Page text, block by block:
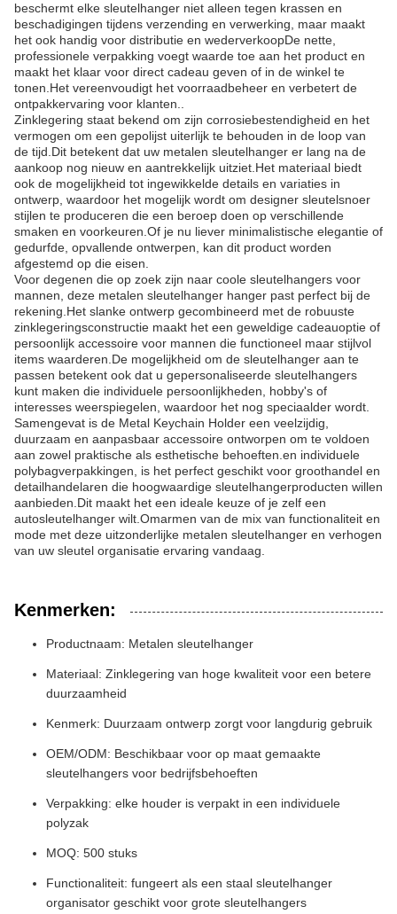
beschermt elke sleutelhanger niet alleen tegen krassen en
beschadigingen tijdens verzending en verwerking, maar maakt
het ook handig voor distributie en wederverkoopDe nette,
professionele verpakking voegt waarde toe aan het product en
maakt het klaar voor direct cadeau geven of in de winkel te
tonen.Het vereenvoudigt het voorraadbeheer en verbetert de
ontpakkervaring voor klanten..
Zinklegering staat bekend om zijn corrosiebestendigheid en het
vermogen om een gepolijst uiterlijk te behouden in de loop van
de tijd.Dit betekent dat uw metalen sleutelhanger er lang na de
aankoop nog nieuw en aantrekkelijk uitziet.Het materiaal biedt
ook de mogelijkheid tot ingewikkelde details en variaties in
ontwerp, waardoor het mogelijk wordt om designer sleutelsnoer
stijlen te produceren die een beroep doen op verschillende
smaken en voorkeuren.Of je nu liever minimalistische elegantie of
gedurfde, opvallende ontwerpen, kan dit product worden
afgestemd op die eisen.
Voor degenen die op zoek zijn naar coole sleutelhangers voor
mannen, deze metalen sleutelhanger hanger past perfect bij de
rekening.Het slanke ontwerp gecombineerd met de robuuste
zinklegeringsconstructie maakt het een geweldige cadeauoptie of
persoonlijk accessoire voor mannen die functioneel maar stijlvol
items waarderen.De mogelijkheid om de sleutelhanger aan te
passen betekent ook dat u gepersonaliseerde sleutelhangers
kunt maken die individuele persoonlijkheden, hobby's of
interesses weerspiegelen, waardoor het nog speciaalder wordt.
Samengevat is de Metal Keychain Holder een veelzijdig,
duurzaam en aanpasbaar accessoire ontworpen om te voldoen
aan zowel praktische als esthetische behoeften.en individuele
polybagverpakkingen, is het perfect geschikt voor groothandel en
detailhandelaren die hoogwaardige sleutelhangerproducten willen
aanbieden.Dit maakt het een ideale keuze of je zelf een
autosleutelhanger wilt.Omarmen van de mix van functionaliteit en
mode met deze uitzonderlijke metalen sleutelhanger en verhogen
van uw sleutel organisatie ervaring vandaag.
Kenmerken:
Productnaam: Metalen sleutelhanger
Materiaal: Zinklegering van hoge kwaliteit voor een betere
duurzaamheid
Kenmerk: Duurzaam ontwerp zorgt voor langdurig gebruik
OEM/ODM: Beschikbaar voor op maat gemaakte
sleutelhangers voor bedrijfsbehoeften
Verpakking: elke houder is verpakt in een individuele
polyzak
MOQ: 500 stuks
Functionaliteit: fungeert als een staal sleutelhanger
organisator geschikt voor grote sleutelhangers